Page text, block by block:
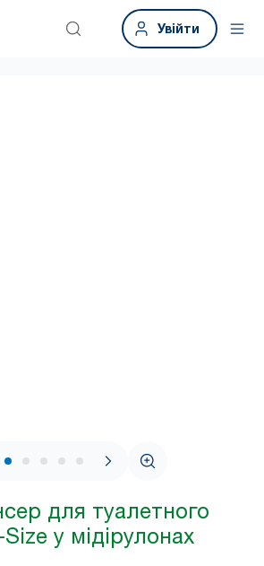
Увійти
1 / 8
для туалетного
у мідірулонах